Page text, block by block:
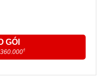
GÓI
₫